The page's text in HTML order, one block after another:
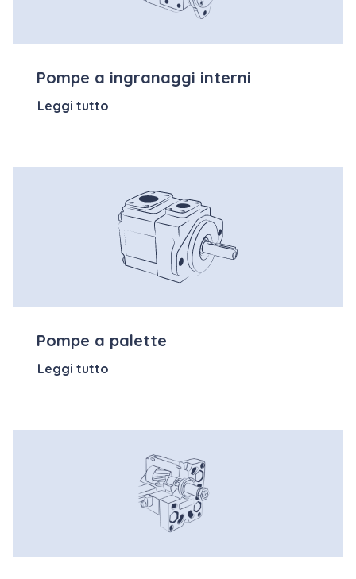
Pompe a ingranaggi interni
Leggi tutto
Pompe a palette
Leggi tutto